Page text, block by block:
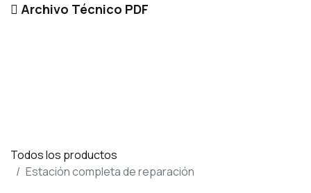
Archivo Técnico PDF
Todos los productos
Estación completa de reparación